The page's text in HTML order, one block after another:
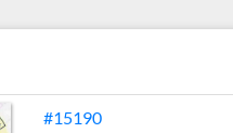
#15190